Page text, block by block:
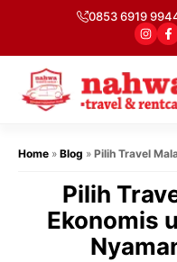
isi
0853 6919
Home » Blog » Pilih Travel
Pilih
Ekonomis